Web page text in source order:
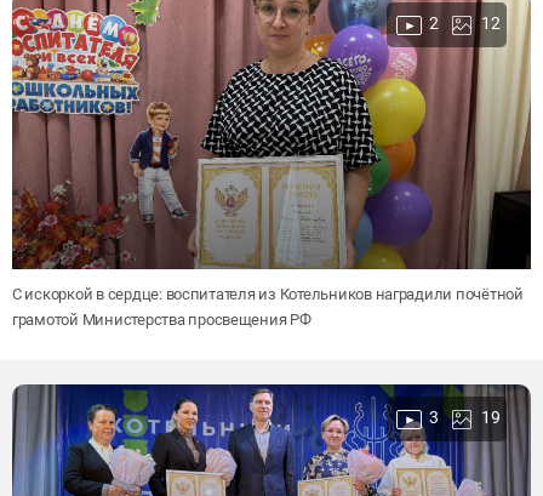
2 12
С искоркой в сердце: воспитателя из Котельников наградили почётной
грамотой Министерства просвещения РФ
3 19